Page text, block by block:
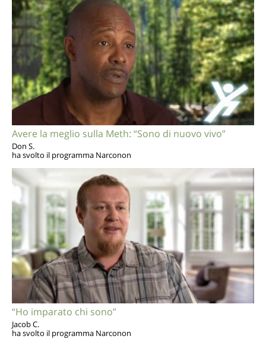
Avere la meglio sulla Meth: “Sono di nuovo vivo”
Don S.
ha svolto il programma Narconon
“Ho imparato chi sono”
Jacob C.
ha svolto il programma Narconon